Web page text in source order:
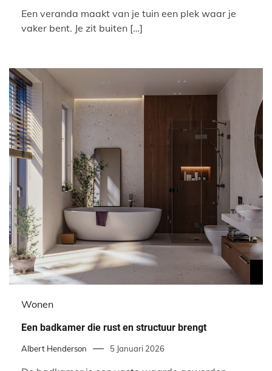
Een veranda maakt van je tuin een plek waar je
vaker bent. Je zit buiten […]
Wonen
Een badkamer die rust en structuur brengt
Albert Henderson 5 Januari 2026